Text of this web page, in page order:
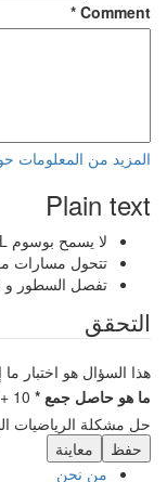
*
المزيد من المعلومات
Plain text
لا يسمح بوسوم HTML.
تتحول مسارات
تفصل السطور و
التحقق
هذا السؤال هو اختبار
‏ما هو حاصل جمع ‏ *
10 + 2 =
حل مشكلة الرياضيات
من نحن